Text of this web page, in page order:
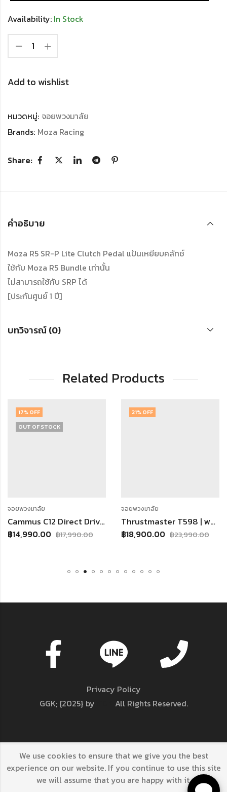
Availability: In Stock
Add to wishlist
หมวดหมู่: จอยพวงมาลัย
Brands: Moza Racing
Share:
คำอธิบาย
Moza R5 SR-P Lite Clutch Pedal แป้นเหยียบคลัทช์
ใช้กับ Moza R5 Bundle เท่านั้น
ไม่สามารถใช้กับ SRP ได้
[ประกันศูนย์ 1 ปี]
บทวิจารณ์ (0)
Related Products
17% OFF
OUT OF STOCK
จอยพวงมาลัย
Cammus C12 Direct Drive 12Nm ประกันศูนย์ไทย 1 ปี จอยพวงมาลัย Direct Drive แรงบิด 12Nm
฿14,990.00 ฿17,990.00
21% OFF
จอยพวงมาลัย
Thrustmaster T598 | พวงมาลัย Direct Drive พร้อมหน้าจอ Race Dash [ รองรับ PC, PS4, PS5 ] [ประกันศูนย์ไทย]
฿18,900.00 ฿23,990.00
Privacy Policy
GGK; {2025} by
All Rights Reserved.
GGK; {2025} byGGK All Rights Reserved.
We use cookies to ensure that we give you the best
experience on our website. If you continue to use this site
we will assume that you are happy with it.